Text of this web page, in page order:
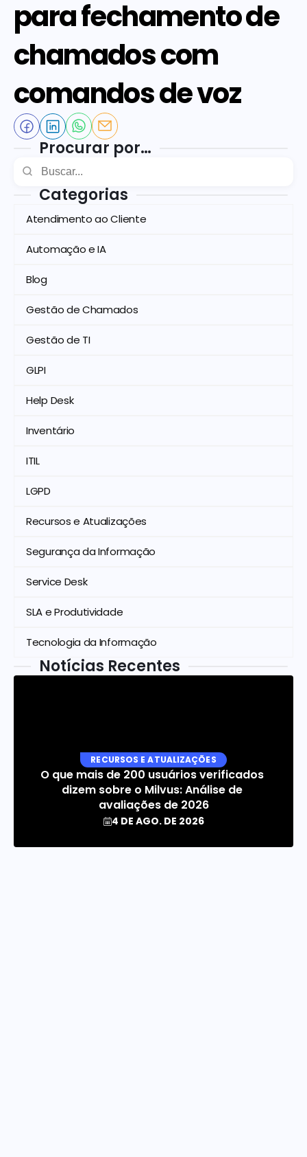
para fechamento de
chamados com
comandos de voz
Procurar por…
Categorias
Atendimento ao Cliente
Automação e IA
Blog
Gestão de Chamados
Gestão de TI
GLPI
Help Desk
Inventário
ITIL
LGPD
Recursos e Atualizações
Segurança da Informação
Service Desk
SLA e Produtividade
Tecnologia da Informação
Notícias Recentes
RECURSOS E ATUALIZAÇÕES
O que mais de 200 usuários verificados
dizem sobre o Milvus: Análise de
avaliações de 2026
4 DE AGO. DE 2026